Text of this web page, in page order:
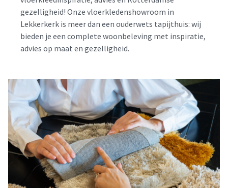
gezelligheid! Onze vloerkledenshowroom in
Lekkerkerk is meer dan een ouderwets tapijthuis: wij
bieden je een complete woonbeleving met inspiratie,
advies op maat en gezelligheid.